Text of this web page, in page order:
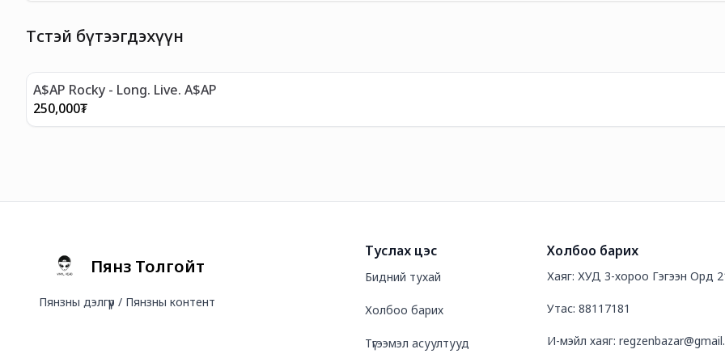
Төстэй бүтээгдэхүүн
A$AP Rocky - Long. Live. A$AP
250,000₮
Пянз Толгойт
Пянзны дэлгүүр / Пянзны контент
Туслах цэс
Бидний тухай
Холбоо барих
Түгээмэл асуултууд
Холбоо барих
Хаяг: ХУД 3-хороо Гэгээн Орд
Утас: 88117181
И-мэйл хаяг: